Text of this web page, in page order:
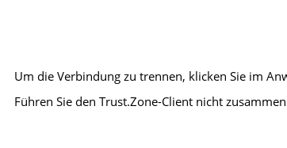
Um die Verbindung zu trennen, klicken Sie im
Führen Sie den Trust.Zone-Client nicht